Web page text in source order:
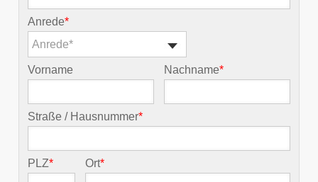
Anrede*
Anrede*
Vorname Nachname*
Straße / Hausnummer*
PLZ* Ort*